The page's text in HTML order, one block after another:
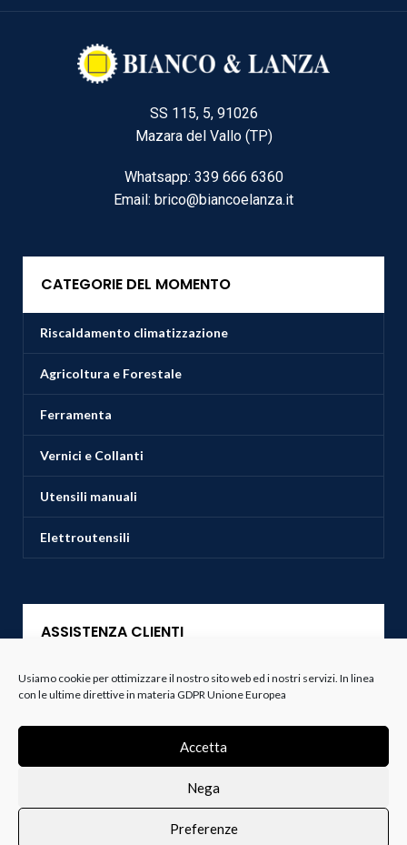
Usiamo cookie per ottimizzare il nostro sito web ed i nostri servizi. In linea
con le ultime direttive in materia GDPR Unione Europea
Accetta
Nega
Preferenze
SS 115, 5, 91026
Mazara del Vallo (TP)
Whatsapp: 339 666 6360
Email: brico@biancoelanza.it
CATEGORIE DEL MOMENTO
Riscaldamento climatizzazione
Agricoltura e Forestale
Ferramenta
Vernici e Collanti
Utensili manuali
Elettroutensili
ASSISTENZA CLIENTI
Servizio Clienti